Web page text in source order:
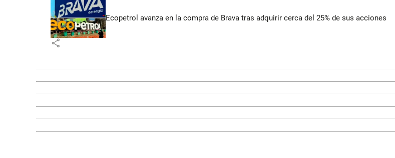
Ecopetrol avanza en la compra de Brava tras adquirir cerca del 25% de sus acciones
share